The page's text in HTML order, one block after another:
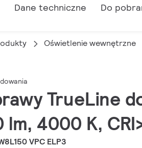
Dane techniczne Do
Oświetlenie wewnętrzne
TrueLine
lm, 4000 K,
VPC ELP3